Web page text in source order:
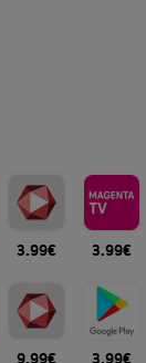
3.99€ 3.99€
9.99€ 3.99€